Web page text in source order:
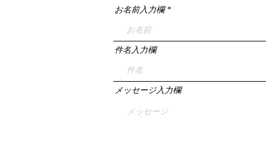
お名前入力欄
件名入力欄
メッセージ入力欄